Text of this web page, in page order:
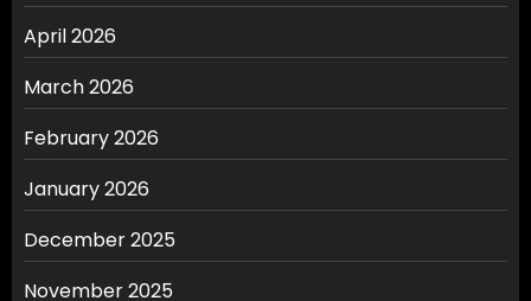
April 2026
March 2026
February 2026
January 2026
December 2025
November 2025